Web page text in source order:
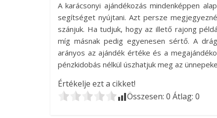
A karácsonyi ajándékozás mindenképpen
segítséget nyújtani. Azt persze
szánjuk. Ha tudjuk, hogy az illető rajong
míg másnak pedig egyenesen sértő. A
arányos az ajándék értéke és a
pénzkidobás nélkül úszhatjuk meg az
Értékelje ezt a cikket!
Összesen: 0 Átlag: 0